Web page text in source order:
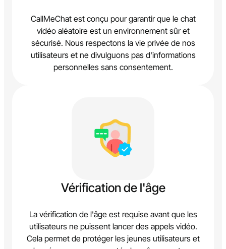
CallMeChat est conçu pour garantir que le chat
vidéo aléatoire est un environnement sûr et
sécurisé. Nous respectons la vie privée de nos
utilisateurs et ne divulguons pas d'informations
personnelles sans consentement.
Vérification de l'âge
La vérification de l'âge est requise avant que les
utilisateurs ne puissent lancer des appels vidéo.
Cela permet de protéger les jeunes utilisateurs et